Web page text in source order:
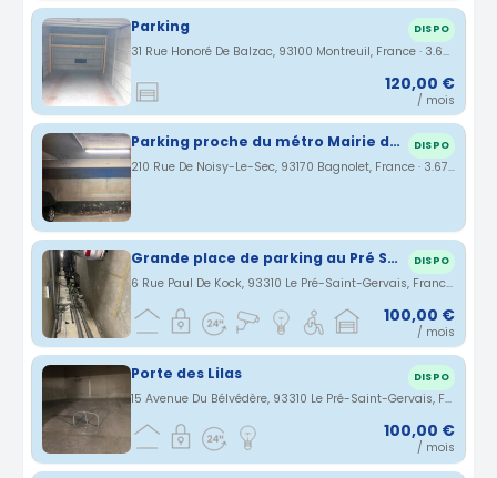
Parking DISPO
31 Rue Honoré De Balzac, 93100 Montreuil, France · 3.65 km
120,00 €
/ mois
Parking proche du métro Mairie des Lilas DISPO
210 Rue De Noisy-Le-Sec, 93170 Bagnolet, France · 3.67 km
Grande place de parking au Pré Saint Gervais DISPO
6 Rue Paul De Kock, 93310 Le Pré-Saint-Gervais, France · 3.79 km
100,00 €
/ mois
Porte des Lilas DISPO
15 Avenue Du Bélvédère, 93310 Le Pré-Saint-Gervais, France · 3.83 km
100,00 €
/ mois